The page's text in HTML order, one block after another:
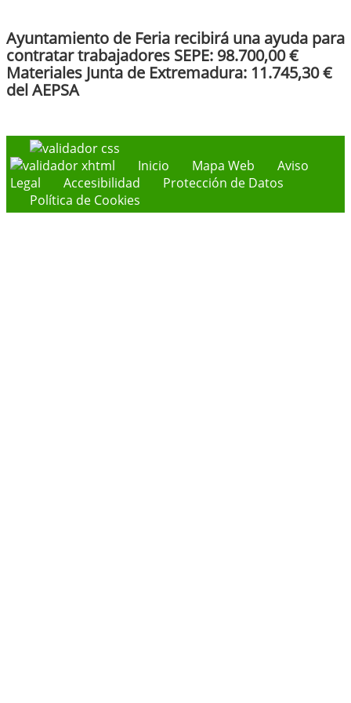
Ayuntamiento de Feria recibirá una ayuda para
contratar trabajadores SEPE: 98.700,00 €
Materiales Junta de Extremadura: 11.745,30 €
del AEPSA
Inicio Mapa Web
Aviso
Legal
Accesibilidad
Protección de Datos
Política de Cookies